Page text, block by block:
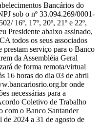
Bancários do
sob o nº 33.094.269/0001-
16º, 17º, 20º, 21º e 22º,
Presidente abaixo assinado,
todos os seus associados
prestam serviço para o Banco
da Assembléia Geral
de forma remota/virtual
16 horas do dia 03 de abril
onde
necessárias para a
Coletivo de Trabalho
com o Banco Santander
2024 a 31 de agosto de